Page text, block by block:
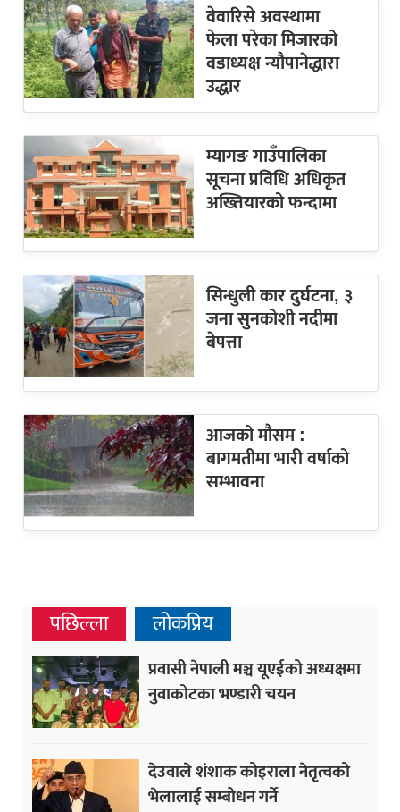
वेवारिसे अवस्थामा
फेला परेका मिजारको
वडाध्यक्ष न्यौपानेद्धारा
उद्धार
म्यागङ गाउँपालिका
सूचना प्रविधि अधिकृत
अख्तियारको फन्दामा
सिन्धुली कार दुर्घटना, ३
जना सुनकोशी नदीमा
बेपत्ता
आजको मौसम :
बागमतीमा भारी वर्षाको
सम्भावना
पछिल्ला लोकप्रिय
प्रवासी नेपाली मञ्च यूएईको अध्यक्षमा
नुवाकोटका भण्डारी चयन
देउवाले शंशाक कोइराला नेतृत्वको
भेलालाई सम्बोधन गर्ने